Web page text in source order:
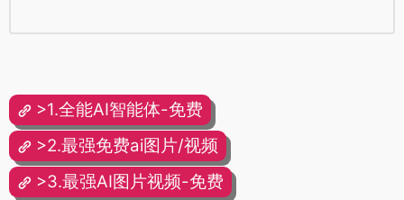
>1.全能AI智能体-免费
>2.最强免费ai图片/视频
>3.最强AI图片视频-免费